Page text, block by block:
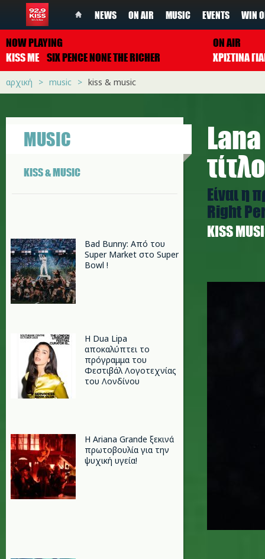
NEWS ON AIR MUSIC EVENTS WIN
NOW PLAYING
KISS ME SIX PENCE NONE THE RICHER
ON AIR
ΧΡΙΣΤΙΝΑ
αρχική music kiss & music
MUSIC
KISS & MUSIC
Bad Bunny: Από του
Super Market στο Super
Bowl !
Η Dua Lipa
αποκαλύπτει το
πρόγραμμα του
Φεστιβάλ Λογοτεχνίας
του Λονδίνου
Η Ariana Grande ξεκινά
πρωτοβουλία για την
ψυχική υγεία!
Είναι η
Right
ΚISS
lana-del-